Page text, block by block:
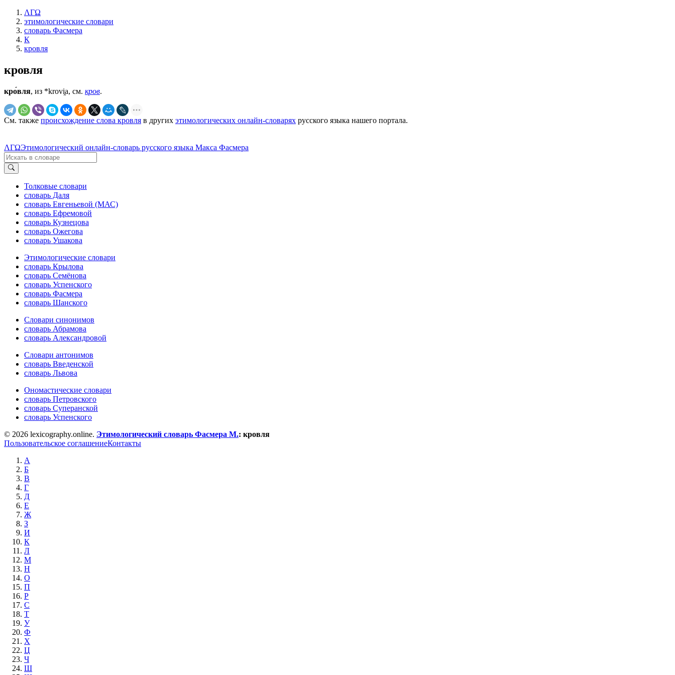
ΛΓΩ
этимологические словари
словарь Фасмера
К
кровля
кровля
кро́вля, из *krovi̯a, см. кров.
См. также происхождение слова кровля в других этимологических онлайн-словарях русского языка нашего портала.
ΛΓΩЭтимологический онлайн-словарь русского языка Макса Фасмера
Толковые словари
словарь Даля
словарь Евгеньевой (МАС)
словарь Ефремовой
словарь Кузнецова
словарь Ожегова
словарь Ушакова
Этимологические словари
словарь Крылова
словарь Семёнова
словарь Успенского
словарь Фасмера
словарь Шанского
Словари синонимов
словарь Абрамова
словарь Александровой
Словари антонимов
словарь Введенской
словарь Львова
Ономастические словари
словарь Петровского
словарь Суперанской
словарь Успенского
© 2026 lexicography.online. Этимологический словарь Фасмера М.: кровля
Пользовательское соглашениеКонтакты
А
Б
В
Г
Д
Е
Ж
З
И
К
Л
М
Н
О
П
Р
С
Т
У
Ф
Х
Ц
Ч
Ш